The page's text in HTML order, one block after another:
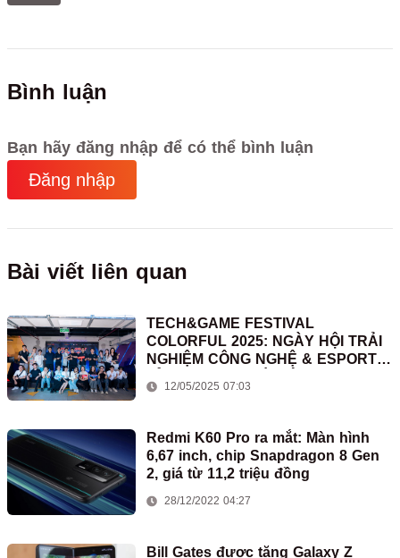
Bình luận
Bạn hãy đăng nhập để có thể bình luận
Đăng nhập
Bài viết liên quan
TECH&GAME FESTIVAL
COLORFUL 2025: NGÀY HỘI TRẢI
NGHIỆM CÔNG NGHỆ & ESPORTS
12/05/2025 07:03
Redmi K60 Pro ra mắt: Màn hình
6,67 inch, chip Snapdragon 8 Gen
2, giá từ 11,2 triệu đồng
28/12/2022 04:27
Bill Gates được tặng Galaxy Z